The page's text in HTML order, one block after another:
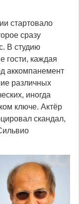
стартовало
сразу
В студию
гости, каждая
аккомпанемент
различных
иногда
ключе. Актёр
скандал,